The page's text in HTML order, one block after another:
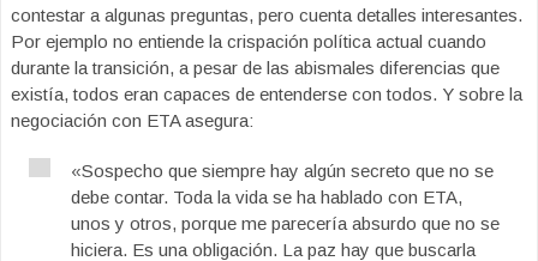
contestar a algunas preguntas, pero cuenta detalles interesantes.
Por ejemplo no entiende la crispación política actual cuando
durante la transición, a pesar de las abismales diferencias que
existía, todos eran capaces de entenderse con todos. Y sobre la
negociación con ETA asegura:
«Sospecho que siempre hay algún secreto que no se
debe contar. Toda la vida se ha hablado con ETA,
unos y otros, porque me parecería absurdo que no se
hiciera. Es una obligación. La paz hay que buscarla